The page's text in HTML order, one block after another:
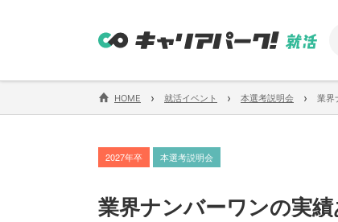
HOME › 就活イベント › 本選考説明会 › 業界
2027年卒 本選考説明会
業界ナンバーワンの実